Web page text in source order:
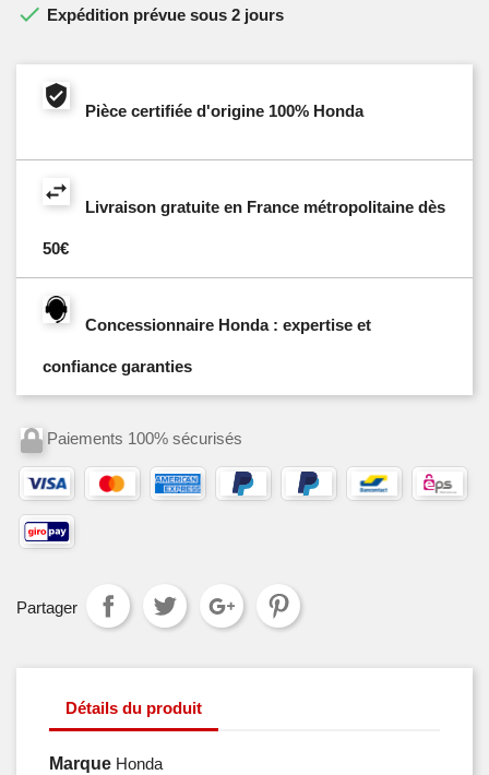
 Expédition prévue sous 2 jours
Pièce certifiée d'origine 100% Honda
Livraison gratuite en France métropolitaine dès
50€
Concessionnaire Honda : expertise et
confiance garanties
Paiements 100% sécurisés
Partager
Détails du produit
Marque Honda